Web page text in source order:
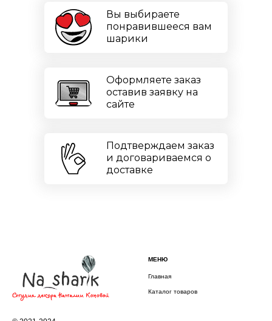
Оформляете заказ
оставив заявку на
сайте
Подтверждаем заказ
и договариваемся о
доставке
Вы выбираете
понравившееся вам
шарики
МЕНЮ
Главная
Каталог товаров